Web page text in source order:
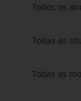
Todos os
Todas as
Todas as